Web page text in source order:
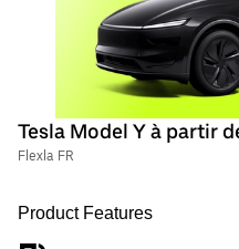
Tesla Model Y à partir
Flexla FR
Product Features